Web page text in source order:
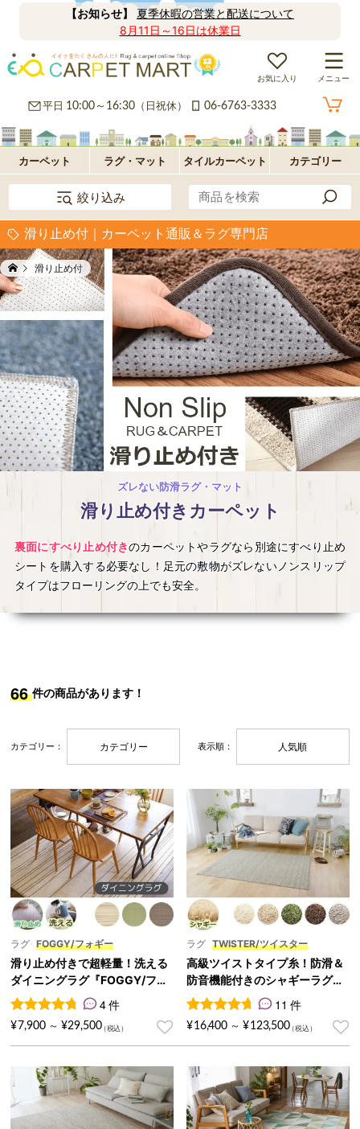
【お知らせ】
夏季休暇の営業と配送について
8月11日～16日は休業日
お気に入り メニュー
平日 10:00～16:30 （日祝休） 06-6763-3333
カーペット ラグ・マット タイルカーペット カテゴリー
ペ
ッ
絨
毯
グ
フ
ロ
玄
関
マ
ッ
ト
パ
ル
型
プ
シ
ョ
ン・
補
助
絞り込み
滑り止め付｜カーペット通販＆ラグ専門店
滑り止め付
ズレない防滑ラグ・マット
滑り止め付きカーペット
裏面にすべり止め付きのカーペットやラグなら別途にすべり止め
シートを購入する必要なし！足元の敷物がズレないノンスリップ
タイプはフローリングの上でも安全。
66 件の商品があります！
カテゴリー： カテゴリー 表示順： 人気順
ラグ FOGGY/フォギー
滑り止め付きで超軽量！洗える
ダイニングラグ『FOGGY/フォ
ギー』
4
件の利用者評価に基づく5段階評価のうち、4.75点
4 件
¥ 7,900 ～ ¥29,500
ラグ TWISTER/ツイスター
高級ツイストタイプ糸！防滑＆
防音機能付きのシャギーラグ
『TWISTER/ツイスター』
11
件の利用者評価に基づく5段
11 件
¥16,400 ～ ¥123,500